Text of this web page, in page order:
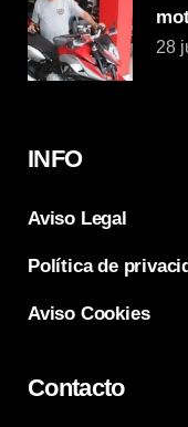
28
INFO
Aviso Legal
Política de
Aviso Cookies
Contacto